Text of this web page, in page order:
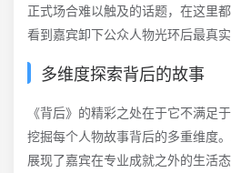
正式场合难以触及的话题，在这里
看到嘉宾卸下公众人物光环后最真实
多维度探索背后的故事
《背后》的精彩之处在于它不满足
挖掘每个人物故事背后的多重维度
展现了嘉宾在专业成就之外的生活